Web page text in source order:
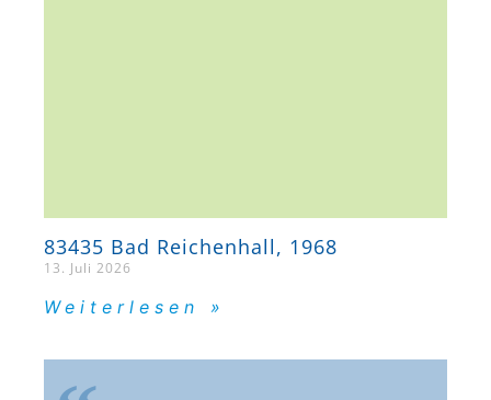
83435 Bad Reichenhall, 1968
13. Juli 2026
Weiterlesen »